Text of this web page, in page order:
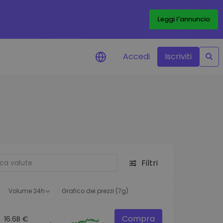
Leggi l'annuncio
utili per performance
Accedi Iscriviti
Filtri
Volume 24h Grafico dei prezzi (7g)
16.6B € Compra